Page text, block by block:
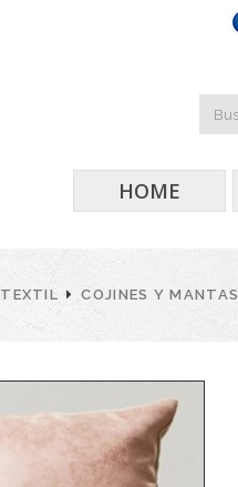
HOME
TEXTIL COJINES Y MANTAS